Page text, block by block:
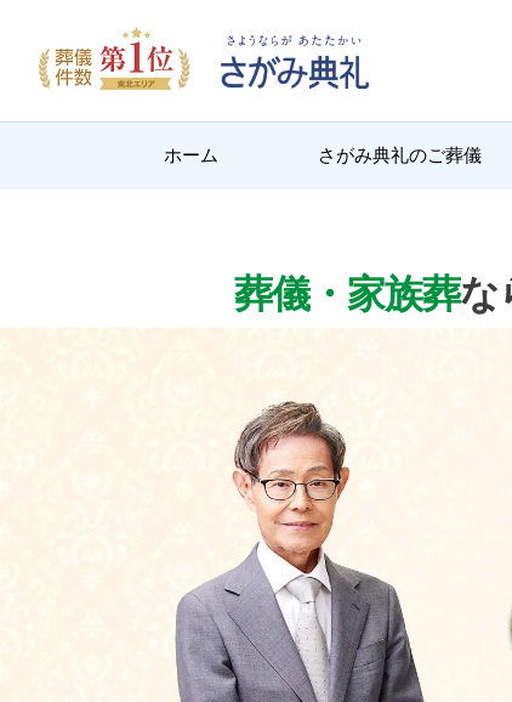
ホーム さがみ典礼のご葬儀
葬儀・家族葬な